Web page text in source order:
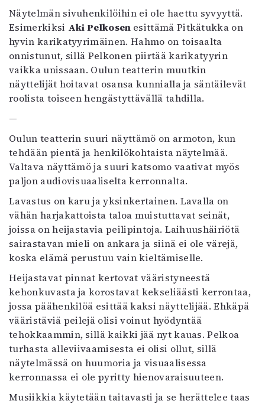
Näytelmän sivuhenkilöihin ei ole haettu syvyyttä.
Esimerkiksi Aki Pelkosen esittämä Pitkätukka on
hyvin karikatyyrimäinen. Hahmo on toisaalta
onnistunut, sillä Pelkonen piirtää karikatyyrin
vaikka unissaan. Oulun teatterin muutkin
näyttelijät hoitavat osansa kunnialla ja säntäilevät
roolista toiseen hengästyttävällä tahdilla.
—
Oulun teatterin suuri näyttämö on armoton, kun
tehdään pientä ja henkilökohtaista näytelmää.
Valtava näyttämö ja suuri katsomo vaativat myös
paljon audiovisuaaliselta kerronnalta.
Lavastus on karu ja yksinkertainen. Lavalla on
vähän harjakattoista taloa muistuttavat seinät,
joissa on heijastavia peilipintoja. Laihuushäiriötä
sairastavan mieli on ankara ja siinä ei ole värejä,
koska elämä perustuu vain kieltämiselle.
Heijastavat pinnat kertovat vääristyneestä
kehonkuvasta ja korostavat kekseliäästi kerrontaa,
jossa päähenkilöä esittää kaksi näyttelijää. Ehkäpä
vääristäviä peilejä olisi voinut hyödyntää
tehokkaammin, sillä kaikki jää nyt kauas. Pelkoa
turhasta alleviivaamisesta ei olisi ollut, sillä
näytelmässä on huumoria ja visuaalisessa
kerronnassa ei ole pyritty hienovaraisuuteen.
Musiikkia käytetään taitavasti ja se herättelee taas